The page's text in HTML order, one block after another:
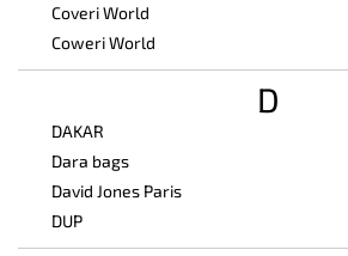
Coveri World
Coweri World
D
DAKAR
Dara bags
David Jones Paris
DUP